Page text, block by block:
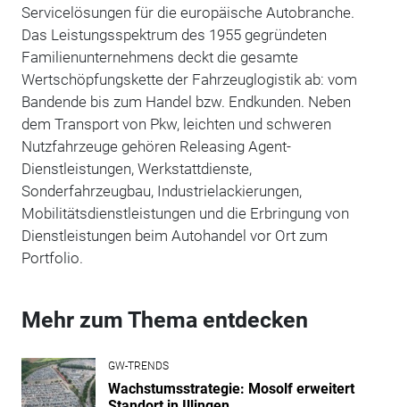
Servicelösungen für die europäische Autobranche.
Das Leistungsspektrum des 1955 gegründeten
Familienunternehmens deckt die gesamte
Wertschöpfungskette der Fahrzeuglogistik ab: vom
Bandende bis zum Handel bzw. Endkunden. Neben
dem Transport von Pkw, leichten und schweren
Nutzfahrzeuge gehören Releasing Agent-
Dienstleistungen, Werkstattdienste,
Sonderfahrzeugbau, Industrielackierungen,
Mobilitätsdienstleistungen und die Erbringung von
Dienstleistungen beim Autohandel vor Ort zum
Portfolio.
Mehr zum Thema entdecken
GW-TRENDS
Wachstumsstrategie: Mosolf erweitert